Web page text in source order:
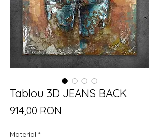
Cantitate mp Pachete
Tablou 3D JEANS BACK
914,00 RON
Material *